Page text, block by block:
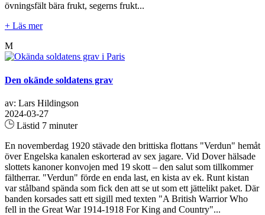
övningsfält bära frukt, segerns frukt...
+ Läs mer
M
Den okände soldatens grav
av: Lars Hildingson
2024-03-27
Lästid 7 minuter
En novemberdag 1920 stävade den brittiska flottans "Verdun" hemåt
över Engelska kanalen eskorterad av sex jagare. Vid Dover hälsade
slottets kanoner konvojen med 19 skott – den salut som tillkommer
fältherrar. "Verdun" förde en enda last, en kista av ek. Runt kistan
var stålband spända som fick den att se ut som ett jättelikt paket. Där
banden korsades satt ett sigill med texten "A British Warrior Who
fell in the Great War 1914-1918 For King and Country"...